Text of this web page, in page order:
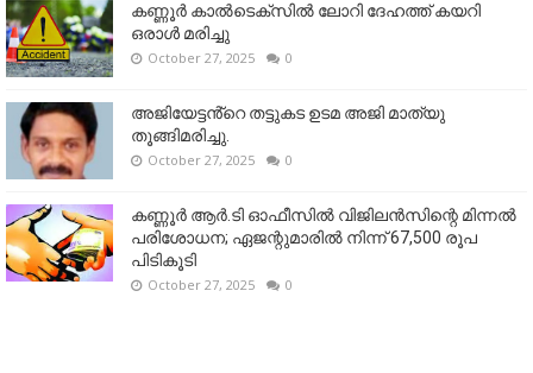
കണ്ണൂര്‍ കാല്‍ടെക്‌സില്‍ ലോറി ദേഹത്ത് കയറി
ഒരാള്‍ മരിച്ചു
October 27, 2025 0
അജിയേട്ടൻ്റെ തട്ടുകട ഉടമ അജി മാത്യു
തൂങ്ങിമരിച്ചു.
October 27, 2025 0
കണ്ണൂര്‍ ആര്‍.ടി ഓഫീസില്‍ വിജിലൻസിന്റെ മിന്നല്‍
പരിശോധന; ഏജന്റുമാരില്‍ നിന്ന് 67,500 രൂപ
പിടികൂടി
October 27, 2025 0